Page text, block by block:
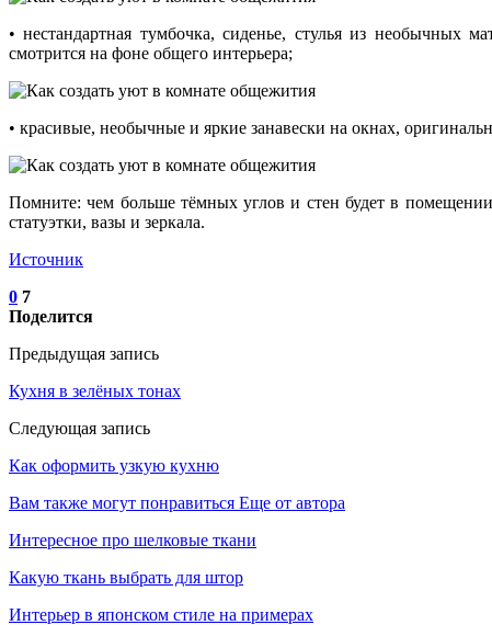
• нестандартная тумбочка, сиденье, стулья из необычных
смотрится на фоне общего интерьера;
• красивые, необычные и яркие занавески на окнах,
Помните: чем больше тёмных углов и стен будет в
статуэтки, вазы и зеркала.
Источник
0 7
Поделится
Предыдущая запись
Кухня в зелёных тонах
Следующая запись
Как оформить узкую кухню
Вам также могут понравиться Еще от автора
Интересное про шелковые ткани
Какую ткань выбрать для штор
Интерьер в японском стиле на примерах